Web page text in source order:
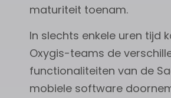
maturiteit toenam.
In slechts enkele uren tijd
Oxygis-teams de
functionaliteiten van de
mobiele software